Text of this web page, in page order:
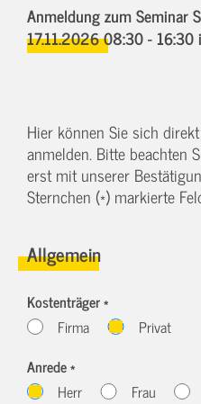
Anmeldung zum Seminar
17.11.2026 08:30 - 16:30
Hier können Sie sich
anmelden. Bitte beachten
erst mit unserer
Sternchen (*) markierte
Allgemein
Kostenträger *
Firma
Privat
Anrede *
Herr
Frau